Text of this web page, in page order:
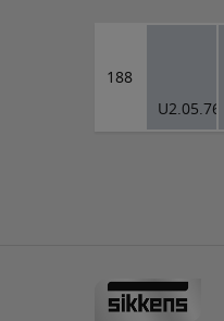
188
U2.05.76